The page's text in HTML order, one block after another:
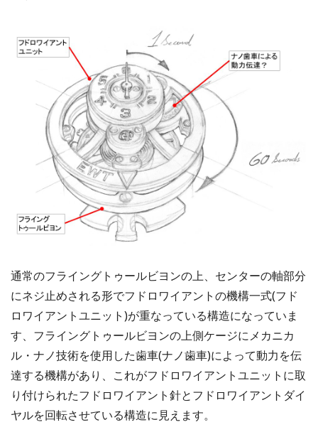
通常のフライングトゥールビヨンの上、センターの軸部分
にネジ止めされる形でフドロワイアントの機構一式(フド
ロワイアントユニット)が重なっている構造になっていま
す、フライングトゥールビヨンの上側ケージにメカニカ
ル・ナノ技術を使用した歯車(ナノ歯車)によって動力を伝
達する機構があり、これがフドロワイアントユニットに取
り付けられたフドロワイアント針とフドロワイアントダイ
ヤルを回転させている構造に見えます。